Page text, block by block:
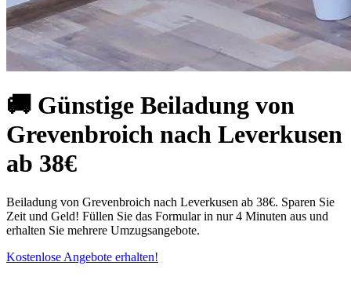
🚚 Günstige Beiladung von
Grevenbroich nach Leverkusen
ab 38€
Beiladung von Grevenbroich nach Leverkusen ab 38€. Sparen Sie
Zeit und Geld! Füllen Sie das Formular in nur 4 Minuten aus und
erhalten Sie mehrere Umzugsangebote.
Kostenlose Angebote erhalten!